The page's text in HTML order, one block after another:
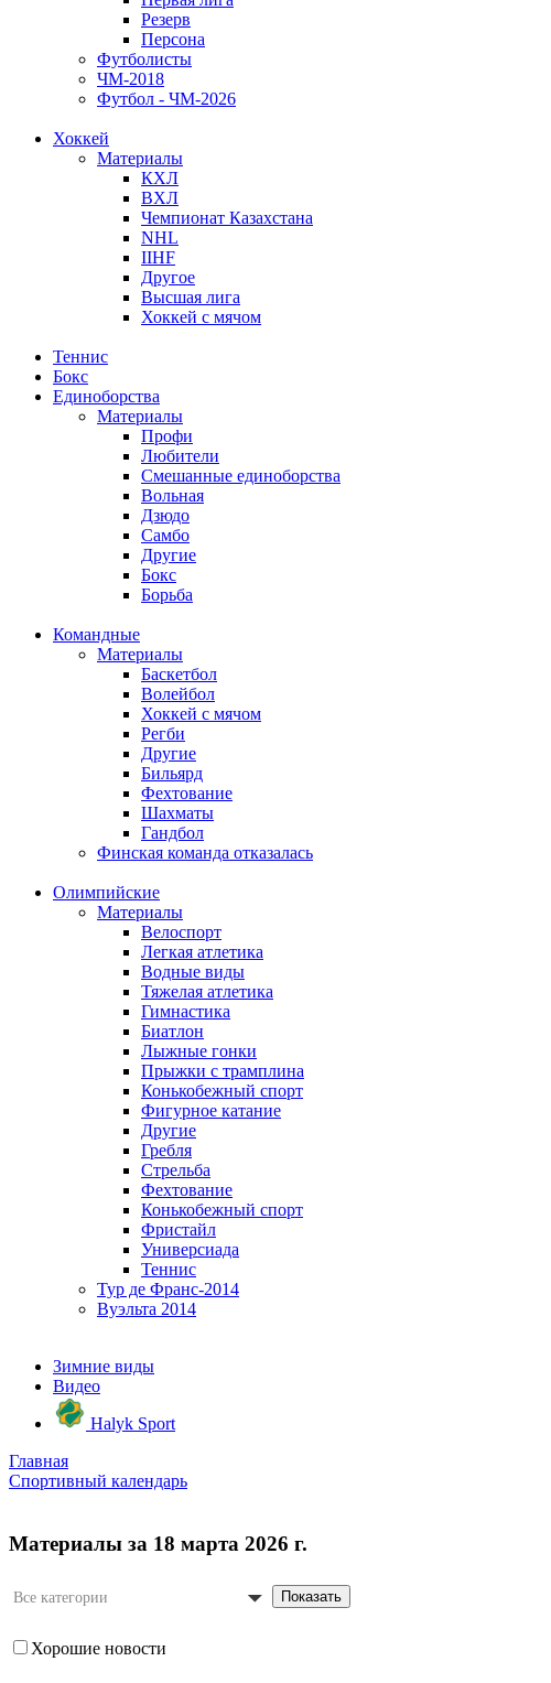
Резерв
Персона
Футболисты
ЧМ-2018
Футбол - ЧМ-2026
Хоккей
Материалы
КХЛ
ВХЛ
Чемпионат Казахстана
NHL
IIHF
Другое
Высшая лига
Хоккей с мячом
Теннис
Бокс
Единоборства
Материалы
Профи
Любители
Смешанные единоборства
Вольная
Дзюдо
Самбо
Другие
Бокс
Борьба
Командные
Материалы
Баскетбол
Волейбол
Хоккей с мячом
Регби
Другие
Бильярд
Фехтование
Шахматы
Гандбол
Финская команда отказалась
Олимпийские
Материалы
Велоспорт
Легкая атлетика
Водные виды
Тяжелая атлетика
Гимнастика
Биатлон
Лыжные гонки
Прыжки с трамплина
Конькобежный спорт
Фигурное катание
Другие
Гребля
Стрельба
Фехтование
Конькобежный спорт
Фристайл
Универсиада
Теннис
Тур де Франс-2014
Вуэльта 2014
Зимние виды
Видео
Halyk Sport
Главная
Спортивный календарь
Материалы за 18 марта 2026 г.
Все категории Показать
Хорошие новости